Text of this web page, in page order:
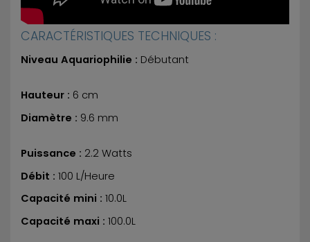
CARACTÉRISTIQUES TECHNIQUES :
Niveau Aquariophilie : Débutant
Hauteur : 6 cm
Diamètre : 9.6 mm
Puissance : 2.2 Watts
Débit : 100 L/Heure
Capacité mini : 10.0L
Capacité maxi : 100.0L